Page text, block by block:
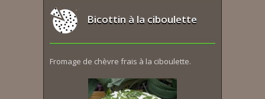
Bicottin à la ciboulette
Fromage de chèvre frais à la ciboulette.